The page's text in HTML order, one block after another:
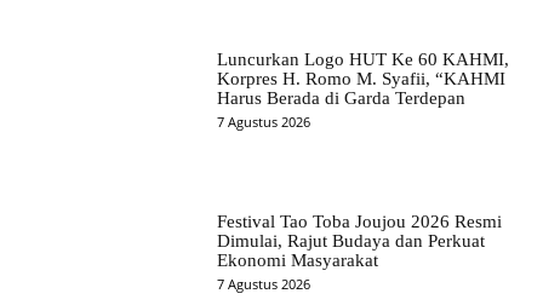
Luncurkan Logo HUT Ke 60 KAHMI,
Korpres H. Romo M. Syafii, “KAHMI
Harus Berada di Garda Terdepan
7 Agustus 2026
Festival Tao Toba Joujou 2026 Resmi
Dimulai, Rajut Budaya dan Perkuat
Ekonomi Masyarakat
7 Agustus 2026